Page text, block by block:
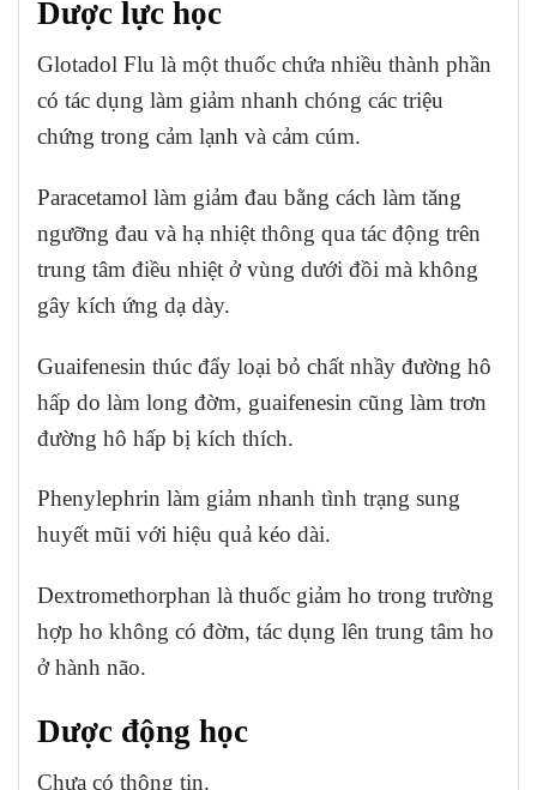
Dược lực học
Glotadol Flu là một thuốc chứa nhiều thành phần
có tác dụng làm giảm nhanh chóng các triệu
chứng trong cảm lạnh và cảm cúm.
Paracetamol làm giảm đau bằng cách làm tăng
ngưỡng đau và hạ nhiệt thông qua tác động trên
trung tâm điều nhiệt ở vùng dưới đồi mà không
gây kích ứng dạ dày.
Guaifenesin thúc đẩy loại bỏ chất nhầy đường hô
hấp do làm long đờm, guaifenesin cũng làm trơn
đường hô hấp bị kích thích.
Phenylephrin làm giảm nhanh tình trạng sung
huyết mũi với hiệu quả kéo dài.
Dextromethorphan là thuốc giảm ho trong trường
hợp ho không có đờm, tác dụng lên trung tâm ho
ở hành não.
Dược động học
Chưa có thông tin.